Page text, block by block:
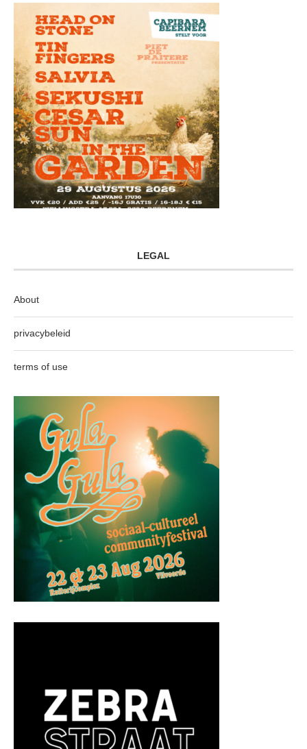
LEGAL
About
privacybeleid
terms of use